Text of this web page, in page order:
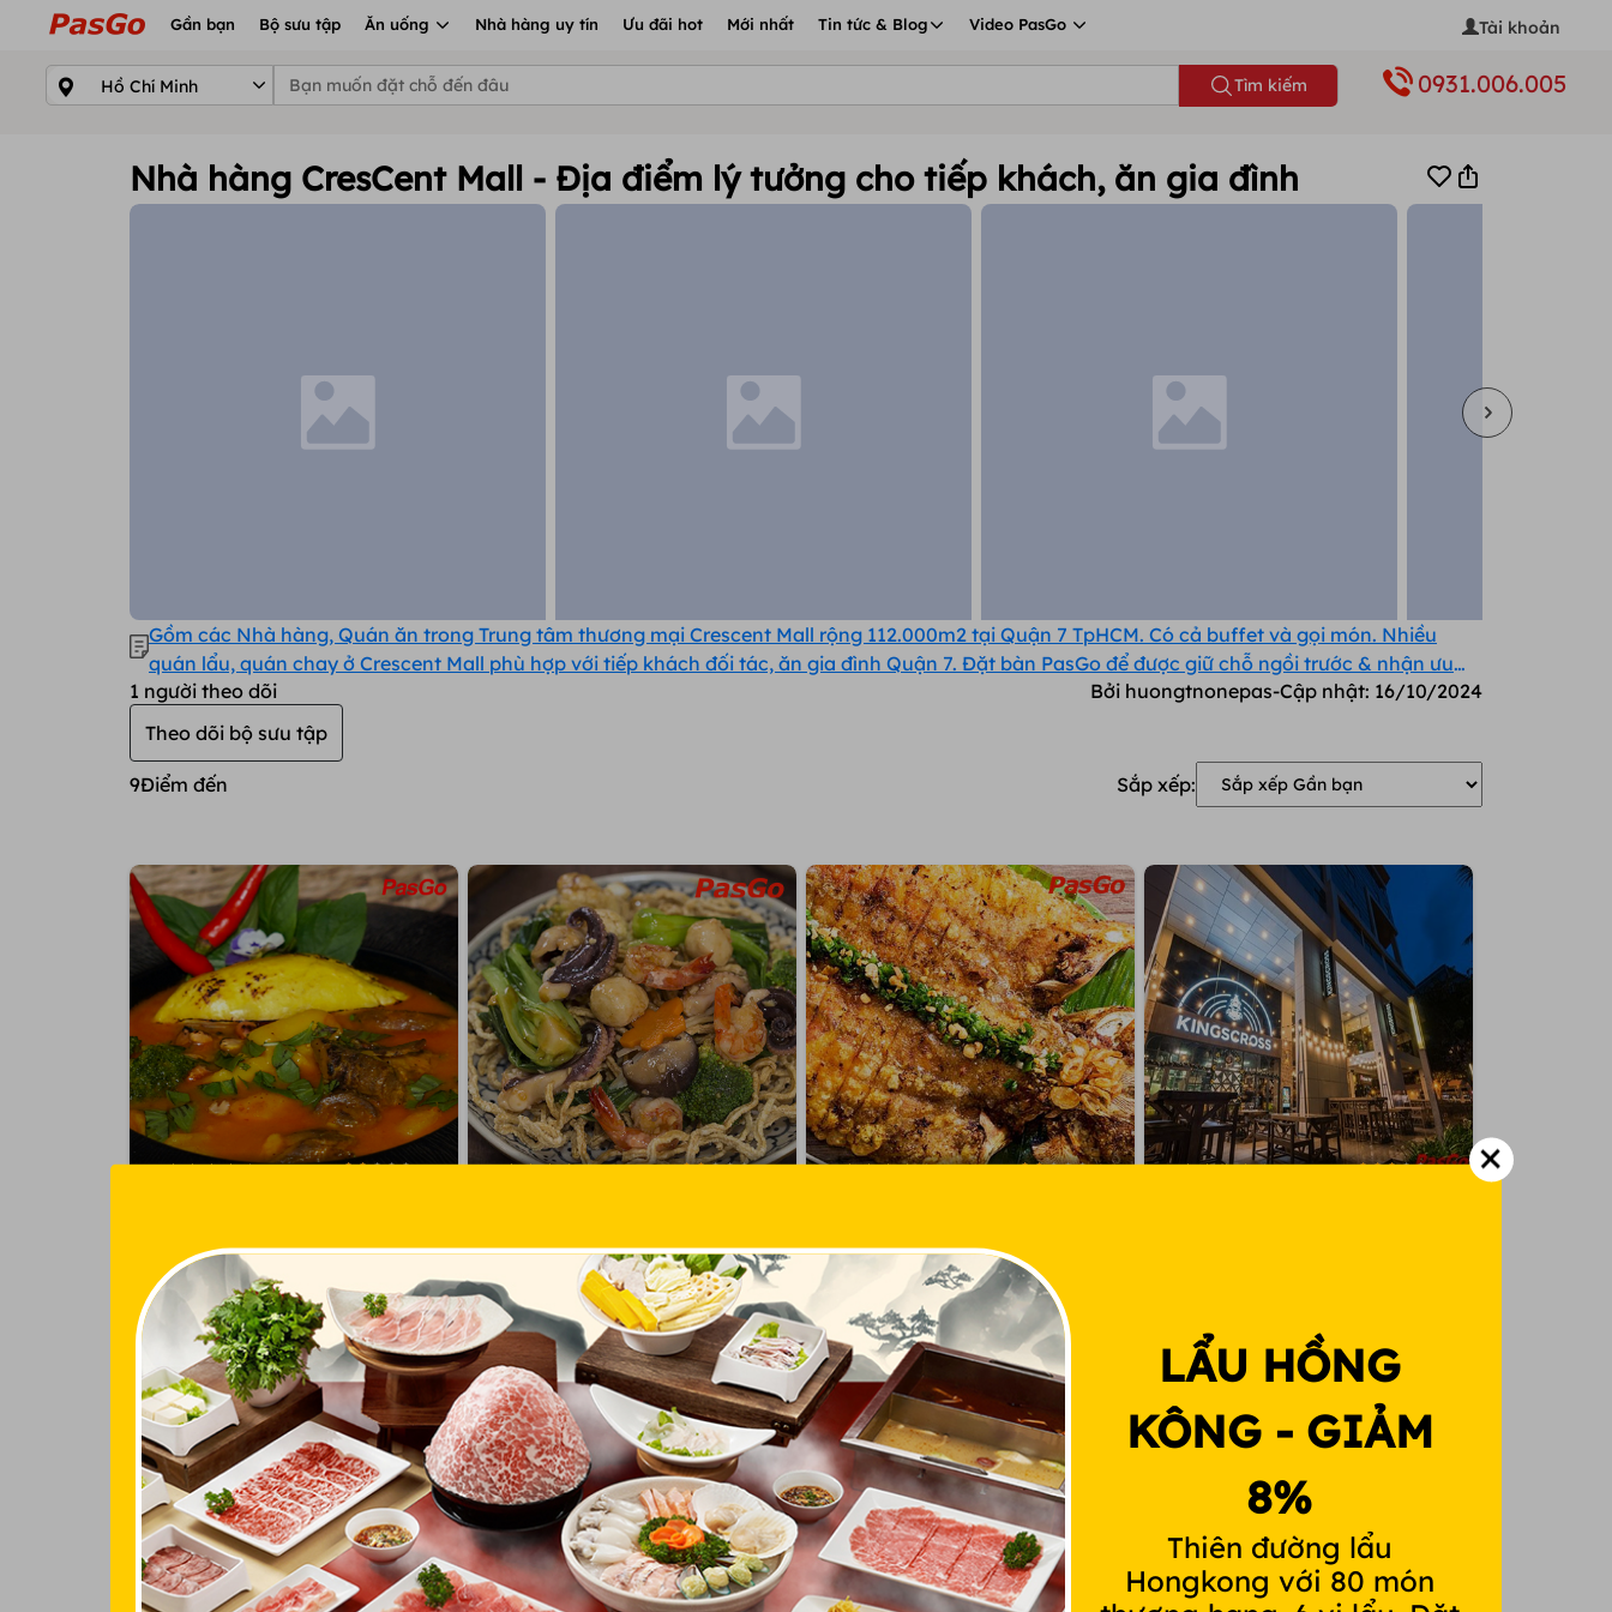
Gần bạn Bộ sưu tập Ăn uống Nhà hàng uy tín Ưu đãi hot Mới nhất Tin tức & Blog Video PasGo Tài khoản
Tìm kiếm 0931.006.005
Nhà hàng CresCent Mall - Địa điểm lý tưởng cho tiếp khách, ăn gia đình
Gồm các Nhà hàng, Quán ăn trong Trung tâm thương mại Crescent Mall rộng 112.000m2 tại Quận 7 TpHCM. Có cả buffet và gọi món. Nhiều
quán lẩu, quán chay ở Crescent Mall phù hợp với tiếp khách đối tác, ăn gia đình Quận 7. Đặt bàn PasGo để được giữ chỗ ngồi trước & nhận ưu
đãi tốt nha!
1 người theo dõi Bởi huongtnonepas-Cập nhật: 16/10/2024
Theo dõi bộ sưu tập
9Điểm đến Sắp xếp:
Số 101 Nguyễn Bính, P. Tân Phong, Q.
Giảm 10%
Gọi món chay, Buffet chay
Đặt chỗ ngay
Tiên, P. Tân Phú, Q. 7
Đặt bàn giữ chỗ
Gọi món ViệtĐặt chỗ ngay
Tiên, P. Tân Phú, Q.7
Đặt bàn giữ chỗ
Gọi món Việt Đặt chỗ ngay
LẨU HỒNG
KÔNG - GIẢM
8%
Thiên đường lẩu
Hongkong với 80 món